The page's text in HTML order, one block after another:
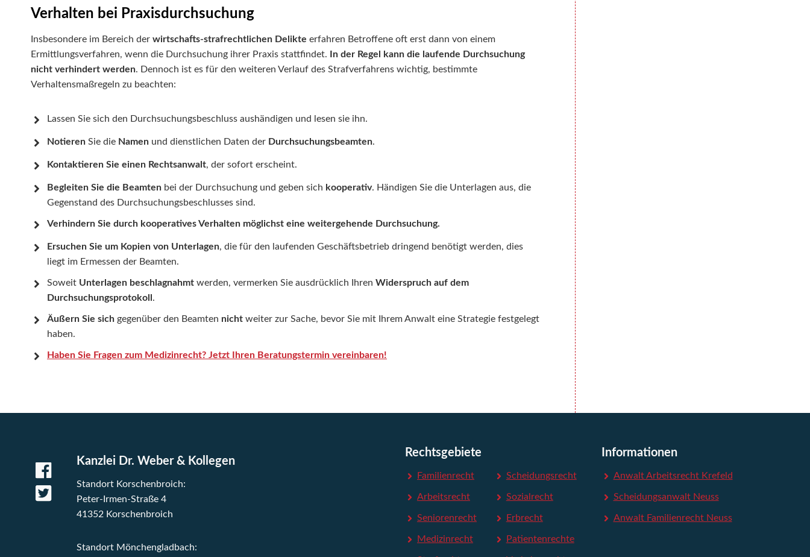
Verhalten bei Praxisdurchsuchung
Insbesondere im Bereich der wirtschafts-strafrechtlichen Delikte erfahren Betroffene oft erst dann von einem
Ermittlungsverfahren, wenn die Durchsuchung ihrer Praxis stattfindet.
In der Regel kann die laufende Durchsuchung
nicht verhindert werden. Dennoch ist es für den weiteren Verlauf des Strafverfahrens wichtig, bestimmte
Verhaltensmaßregeln zu beachten:
Lassen Sie sich den Durchsuchungsbeschluss aushändigen und lesen sie ihn.
Notieren Sie die Namen und dienstlichen Daten der Durchsuchungsbeamten.
Kontaktieren Sie einen Rechtsanwalt, der sofort erscheint.
Begleiten Sie die Beamten bei der Durchsuchung und geben sich kooperativ. Händigen Sie die Unterlagen aus, die
Gegenstand des Durchsuchungsbeschlusses sind.
Verhindern Sie durch kooperatives Verhalten möglichst eine weitergehende Durchsuchung.
Ersuchen Sie um Kopien von Unterlagen, die für den laufenden Geschäftsbetrieb dringend benötigt werden, dies
liegt im Ermessen der Beamten.
Soweit Unterlagen beschlagnahmt werden, vermerken Sie ausdrücklich Ihren Widerspruch auf dem
Durchsuchungsprotokoll .
Äußern Sie sich gegenüber den Beamten nicht weiter zur Sache, bevor Sie mit Ihrem Anwalt eine Strategie festgelegt
haben.
Haben Sie Fragen zum Medizinrecht? Jetzt Ihren Beratungstermin vereinbaren!
Kanzlei Dr. Weber & Kollegen
Standort Korschenbroich:
Peter-Irmen-Straße 4
41352 Korschenbroich
Standort Mönchengladbach:
Rechtsgebiete
Familienrecht Scheidungsrecht
Arbeitsrecht Sozialrecht
Seniorenrecht Erbrecht
Medizinrecht Patientenrechte
Informationen
Anwalt Arbeitsrecht Krefeld
Scheidungsanwalt Neuss
Anwalt Familienrecht Neuss